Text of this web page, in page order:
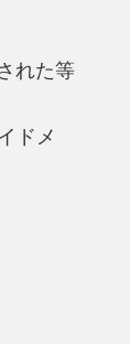
れた等
ドメ